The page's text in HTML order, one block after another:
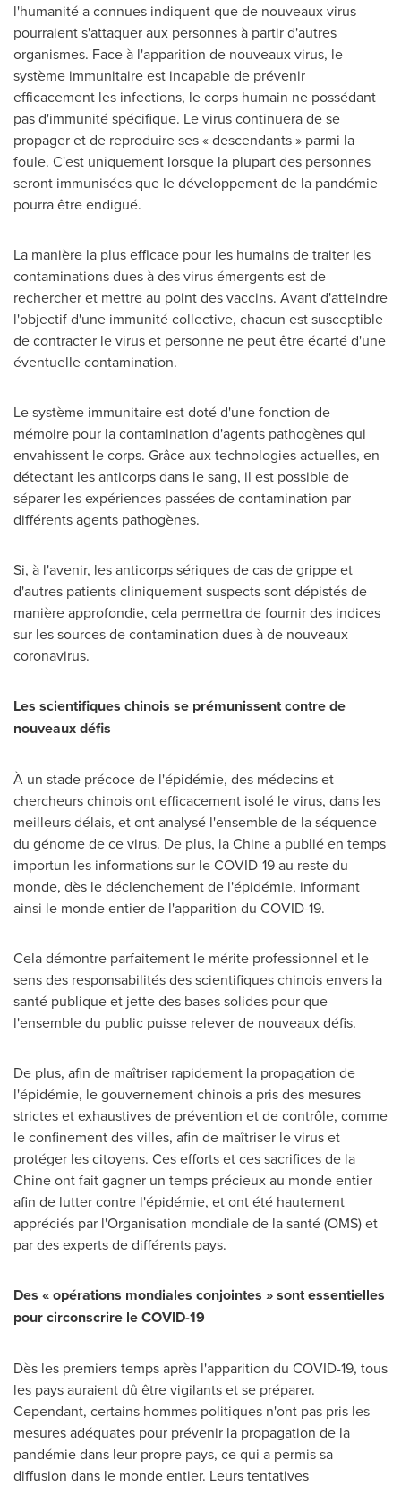
l'humanité a connues indiquent que de nouveaux virus
pourraient s'attaquer aux personnes à partir d'autres
organismes. Face à l'apparition de nouveaux virus, le
système immunitaire est incapable de prévenir
efficacement les infections, le corps humain ne possédant
pas d'immunité spécifique. Le virus continuera de se
propager et de reproduire ses « descendants » parmi la
foule. C'est uniquement lorsque la plupart des personnes
seront immunisées que le développement de la pandémie
pourra être endigué.
La manière la plus efficace pour les humains de traiter les
contaminations dues à des virus émergents est de
rechercher et mettre au point des vaccins. Avant d'atteindre
l'objectif d'une immunité collective, chacun est susceptible
de contracter le virus et personne ne peut être écarté d'une
éventuelle contamination.
Le système immunitaire est doté d'une fonction de
mémoire pour la contamination d'agents pathogènes qui
envahissent le corps. Grâce aux technologies actuelles, en
détectant les anticorps dans le sang, il est possible de
séparer les expériences passées de contamination par
différents agents pathogènes.
Si, à l'avenir, les anticorps sériques de cas de grippe et
d'autres patients cliniquement suspects sont dépistés de
manière approfondie, cela permettra de fournir des indices
sur les sources de contamination dues à de nouveaux
coronavirus.
Les scientifiques chinois se prémunissent contre de
nouveaux défis
À un stade précoce de l'épidémie, des médecins et
chercheurs chinois ont efficacement isolé le virus, dans les
meilleurs délais, et ont analysé l'ensemble de la séquence
du génome de ce virus. De plus, la Chine a publié en temps
importun les informations sur le COVID-19 au reste du
monde, dès le déclenchement de l'épidémie, informant
ainsi le monde entier de l'apparition du COVID-19.
Cela démontre parfaitement le mérite professionnel et le
sens des responsabilités des scientifiques chinois envers la
santé publique et jette des bases solides pour que
l'ensemble du public puisse relever de nouveaux défis.
De plus, afin de maîtriser rapidement la propagation de
l'épidémie, le gouvernement chinois a pris des mesures
strictes et exhaustives de prévention et de contrôle, comme
le confinement des villes, afin de maîtriser le virus et
protéger les citoyens. Ces efforts et ces sacrifices de la
Chine ont fait gagner un temps précieux au monde entier
afin de lutter contre l'épidémie, et ont été hautement
appréciés par l'Organisation mondiale de la santé (OMS) et
par des experts de différents pays.
Des « opérations mondiales conjointes » sont essentielles
pour circonscrire le COVID-19
Dès les premiers temps après l'apparition du COVID-19, tous
les pays auraient dû être vigilants et se préparer.
Cependant, certains hommes politiques n'ont pas pris les
mesures adéquates pour prévenir la propagation de la
pandémie dans leur propre pays, ce qui a permis sa
diffusion dans le monde entier. Leurs tentatives